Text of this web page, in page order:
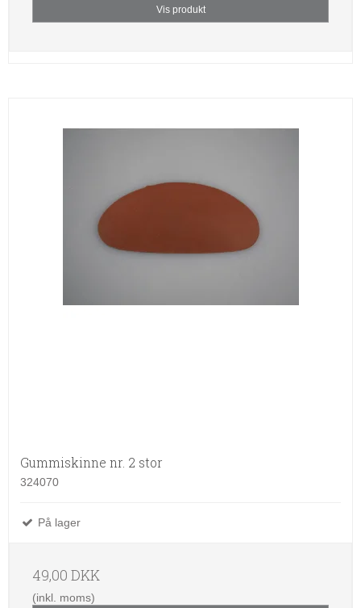
Vis produkt
Gummiskinne nr. 2 stor
324070
På lager
49,00 DKK
(inkl. moms)